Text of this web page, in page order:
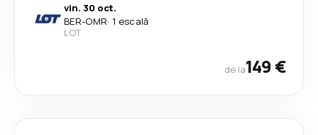
vin. 30 oct.
BER-OMR· 1 escală
LOT
de la149 €